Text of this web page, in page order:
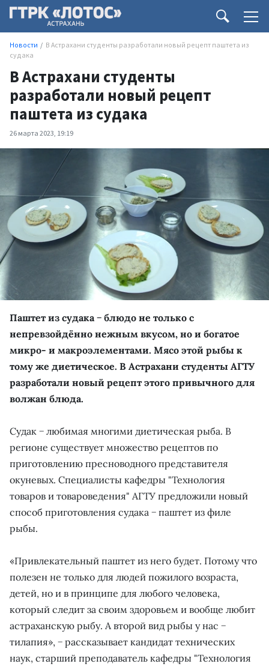
Новости
В Астрахани студенты разработали новый рецепт паштета из
судака
В Астрахани студенты
разработали новый рецепт
паштета из судака
26 марта 2023, 19:19
Паштет из судака − блюдо не только с
непревзойдённо нежным вкусом, но и богатое
микро- и макроэлементами. Мясо этой рыбы к
тому же диетическое. В Астрахани студенты АГТУ
разработали новый рецепт этого привычного для
волжан блюда.
Судак − любимая многими диетическая рыба. В
регионе существует множество рецептов по
приготовлению пресноводного представителя
окуневых. Специалисты кафедры "Технология
товаров и товароведения" АГТУ предложили новый
способ приготовления судака − паштет из филе
рыбы.
«Привлекательный паштет из него будет. Потому что
полезен не только для людей пожилого возраста,
детей, но и в принципе для любого человека,
который следит за своим здоровьем и вообще любит
астраханскую рыбу. А второй вид рыбы у нас −
тилапия», − рассказывает кандидат технических
наук, старший преподаватель кафедры "Технология